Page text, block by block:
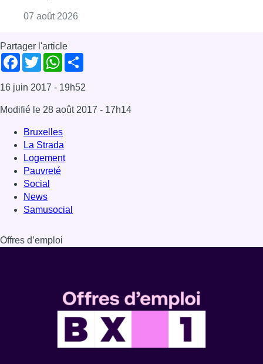
07 août 2026
Partager l'article
Facebook
TwitterWhatsApp
16 juin 2017 - 19h52
Modifié le 28 août 2017 - 17h14
Bruxelles
La Strada
Logement
Pauvreté
Social
News
Samusocial
Offres d’emploi